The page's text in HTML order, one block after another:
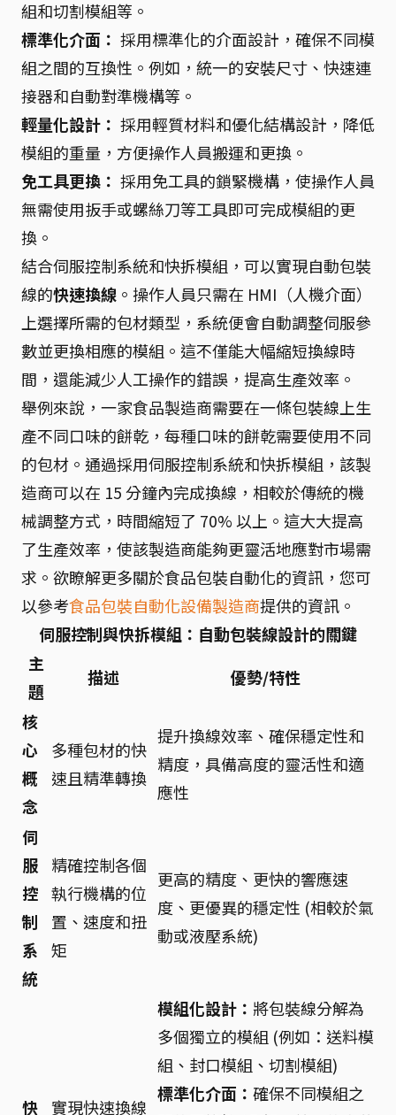
組和切割模組等。
標準化介面： 採用標準化的介面設計，確保不同模
組之間的互換性。例如，統一的安裝尺寸、快速連
接器和自動對準機構等。
輕量化設計： 採用輕質材料和優化結構設計，降低
模組的重量，方便操作人員搬運和更換。
免工具更換： 採用免工具的鎖緊機構，使操作人員
無需使用扳手或螺絲刀等工具即可完成模組的更
換。
結合伺服控制系統和快拆模組，可以實現自動包裝
線的快速換線 。操作人員只需在 HMI（人機介面）
上選擇所需的包材類型，系統便會自動調整伺服參
數並更換相應的模組。這不僅能大幅縮短換線時
間，還能減少人工操作的錯誤，提高生產效率。
舉例來說，一家食品製造商需要在一條包裝線上生
產不同口味的餅乾，每種口味的餅乾需要使用不同
的包材。通過採用伺服控制系統和快拆模組，該製
造商可以在 15 分鐘內完成換線，相較於傳統的機
械調整方式，時間縮短了 70% 以上。這大大提高
了生產效率，使該製造商能夠更靈活地應對市場需
求。欲瞭解更多關於食品包裝自動化的資訊，您可
以參考食品包裝自動化設備製造商提供的資訊。
伺服控制與快拆模組：自動包裝線設計的關鍵
主
題
描述
優勢/特性
核
心
概
念
多種包材的快
速且精準轉換
提升換線效率、確保穩定性和
精度，具備高度的靈活性和適
應性
伺
服
控
制
系
統
精確控制各個
執行機構的位
置、速度和扭
矩
更高的精度、更快的響應速
度、更優異的穩定性 (相較於氣
動或液壓系統)
快
實現快速換線
模組化設計： 將包裝線分解為
多個獨立的模組 (例如：送料模
組、封口模組、切割模組)
標準化介面： 確保不同模組之